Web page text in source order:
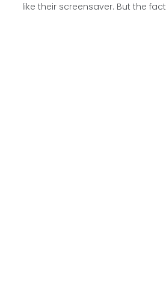
like their screensaver. But the fact